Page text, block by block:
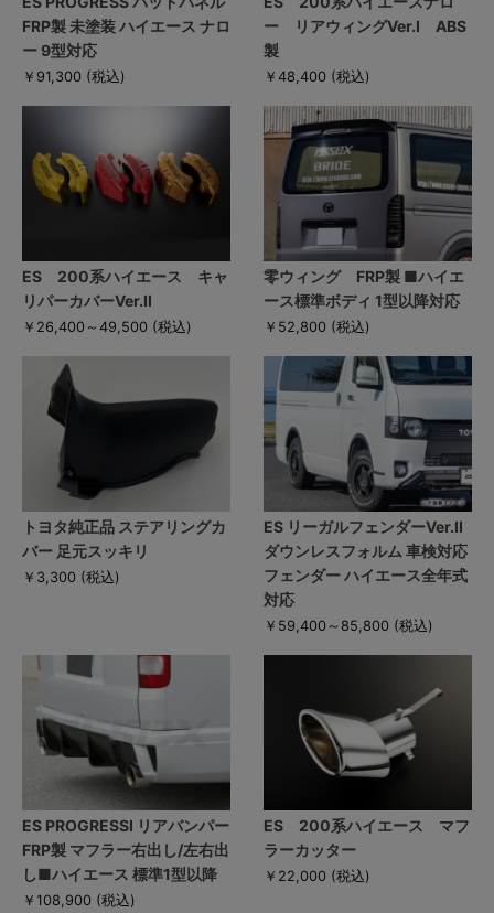
FRP製 未塗装 ハイエース ナロ
ー 9型対応
￥91,300 (税込)
ー リアウィングVer.I ABS
製
￥48,400 (税込)
ES 200系ハイエース キャ
リパーカバーVer.II
￥26,400～49,500 (税込)
零ウィング FRP製 ■ハイエ
ース標準ボディ 1型以降対応
￥52,800 (税込)
トヨタ純正品 ステアリングカ
バー 足元スッキリ
￥3,300 (税込)
ES リーガルフェンダーVer.II
ダウンレスフォルム 車検対応
フェンダー ハイエース全年式
対応
￥59,400～85,800 (税込)
ES PROGRESSI リアバンパー
FRP製 マフラー右出し/左右出
し■ハイエース 標準1型以降
￥108,900 (税込)
ES 200系ハイエース マフ
ラーカッター
￥22,000 (税込)